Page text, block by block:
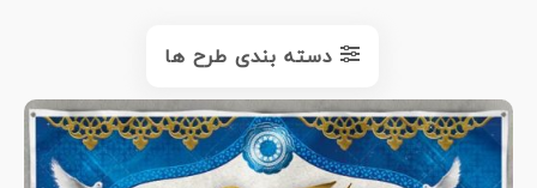
دسته بندی طرح ها